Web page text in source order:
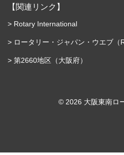
【関連リンク】
Rotary International
ロータリー・ジャパン・ウエブ（
第2660地区（大阪府）
©︎ 2026 大阪東南ロ